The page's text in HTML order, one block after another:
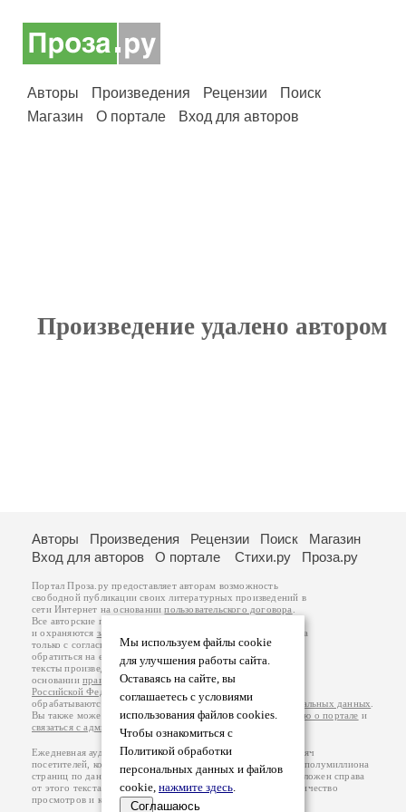
Авторы Произведения Рецензии
Поиск
Магазин
О портале Вход для авторов
Произведение удалено автором
Мы используем файлы cookie
для улучшения работы сайта.
Оставаясь на сайте, вы
соглашаетесь с условиями
использования файлов cookies.
Чтобы ознакомиться с
Политикой обработки
персональных данных и файлов
cookie, нажмите здесь.
Соглашаюсь
Авторы Произведения Рецензии Поиск
Магазин
Вход для авторов
О портале Стихи.ру Проза.ру
Портал Проза.ру предоставляет авторам возможность
свободной публикации своих литературных произведений в
сети Интернет на основаниипользовательского договора
Все авторские права на произведения принадлежат авторам
и охраняются законом
. Перепечатка произведений возможна
только с согласия его автора, к которому вы можете
обратиться на его авторской странице. Ответственность за
тексты произведений авторы несут самостоятельно на
основанииправил публикацииизаконодательства
Российской Федерации
обрабатываются на основанииПолитики обработки персональных данных
Вы также можете посмотреть более подробнуюинформацию о портале и
связаться с администрацией
Ежедневная аудитория портала Проза.ру – порядка 100 тысяч
посетителей, которые в общей сумме просматривают более полумиллиона
страниц по данным счетчика посещаемости, который расположен справа
от этого текста. В каждой графе указано по две цифры: количество
просмотров и количество посетителей.